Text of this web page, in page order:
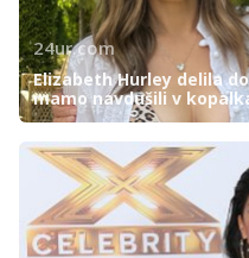
24ur.com
Elizabeth Hurley delila
mamo navdušili v